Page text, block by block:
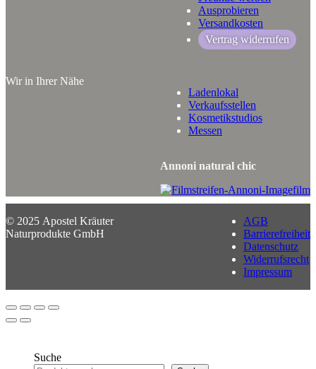
Ausprobieren
Versandkosten
Vertrag widerrufen
Wir in Ihrer Nähe
Ladenlokal
Verkaufsstellen
Kosmetikstudios
Messen
Annoni natural chic
© 2025 Apostel Kräuter
Naturprodukte GmbH
AGB
Barrierefreiheit
Datenschutz
Widerrufsrecht
Impressum
Suche